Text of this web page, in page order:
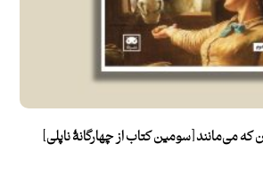
که می‌مانند [سومین کتاب از چهارگانۀ ناپلی]